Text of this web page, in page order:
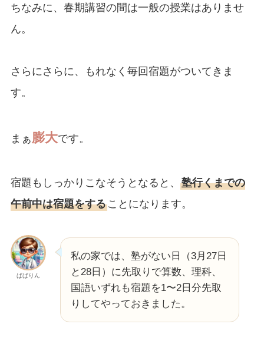
ちなみに、春期講習の間は一般の授業はありませ
ん。
さらにさらに、もれなく毎回宿題がついてきま
す。
まぁ 膨大です。
宿題もしっかりこなそうとなると、 塾行くまでの
午前中は宿題をすることになります。
ぱぱりん
私の家では、塾がない日（3月27日
と28日）に先取りで算数、理科、
国語いずれも宿題を1〜2日分先取
りしてやっておきました。